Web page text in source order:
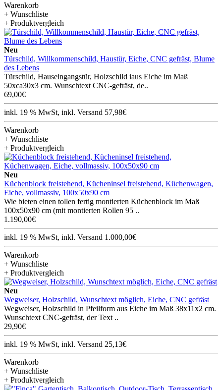
Warenkorb
+ Wunschliste
+ Produktvergleich
Neu
Türschild, Willkommenschild, Haustür, Eiche, CNC gefräst, Blume
des Lebens
Türschild, Hauseingangstür, Holzschild iaus Eiche im Maß
50xca30x3 cm. Wunschtext CNC-gefräst, de..
69,00€
inkl. 19 % MwSt, inkl. Versand 57,98€
Warenkorb
+ Wunschliste
+ Produktvergleich
Neu
Küchenblock freistehend, Kücheninsel freistehend, Küchenwagen,
Eiche, vollmassiv, 100x50x90 cm
Wie bieten einen tollen fertig montierten Küchenblock im Maß
100x50x90 cm (mit montierten Rollen 95 ..
1.190,00€
inkl. 19 % MwSt, inkl. Versand 1.000,00€
Warenkorb
+ Wunschliste
+ Produktvergleich
Neu
Wegweiser, Holzschild, Wunschtext möglich, Eiche, CNC gefräst
Wegweiser, Holzschild in Pfeilform aus Eiche im Maß 38x11x2 cm.
Wunschtext CNC-gefräst, der Text ..
29,90€
inkl. 19 % MwSt, inkl. Versand 25,13€
Warenkorb
+ Wunschliste
+ Produktvergleich